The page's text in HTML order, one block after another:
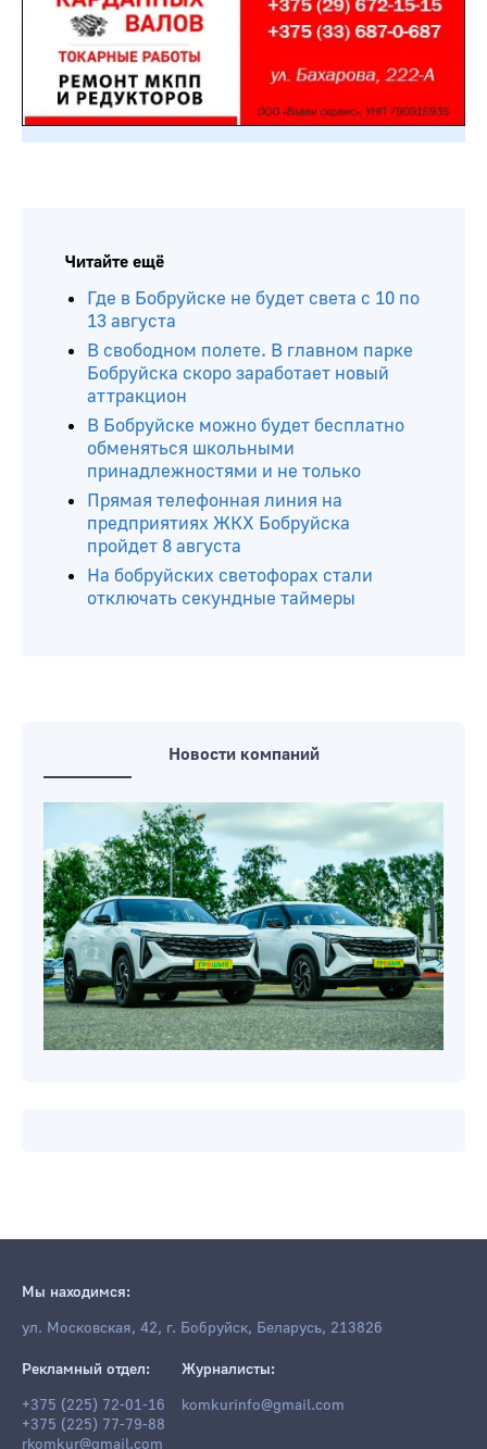
Читайте ещё
Где в Бобруйске не будет света с 10 по
13 августа
В свободном полете. В главном парке
Бобруйска скоро заработает новый
аттракцион
В Бобруйске можно будет бесплатно
обменяться школьными
принадлежностями и не только
Прямая телефонная линия на
предприятиях ЖКХ Бобруйска
пройдет 8 августа
На бобруйских светофорах стали
отключать секундные таймеры
Новости компаний
Мы находимся:
ул. Московская, 42, г. Бобруйск, Беларусь, 213826
Рекламный отдел:
+375 (225) 72-01-16
+375 (225) 77-79-88
rkomkur@gmail.com
Журналисты:
komkurinfo@gmail.com